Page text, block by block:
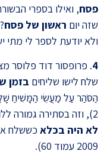
פסח, ואילו בספרי
שזה יום ראשון של פסח
ולא יודעת לספר לי מתי
4. פרופסור דוד פלוסר
שלח לישו שליחים בזמן
הַסֹּהַר עַל מַעֲשֵׂי הַמָּשִׁיחַ
2), וזה בסתירה גמורה ללוקס (ז, 18 19) שטוען שיוחנן המטביל
לא היה בכלא כששלח
2009 עמוד 60).